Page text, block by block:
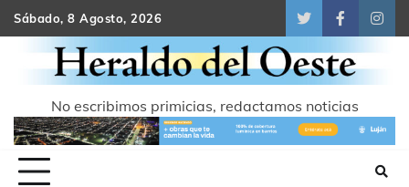
Skip
to
content
Sábado, 8 Agosto, 2026
TwitterFacebook
No escribimos primicias, redactamos noticias